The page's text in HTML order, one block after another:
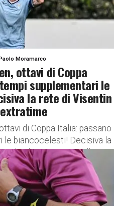
Moramarco
ottavi di Coppa
supplementari le
la rete di Visentin
di Coppa Italia: passano
le biancocelesti! Decisiva la
dei due extratime Allo